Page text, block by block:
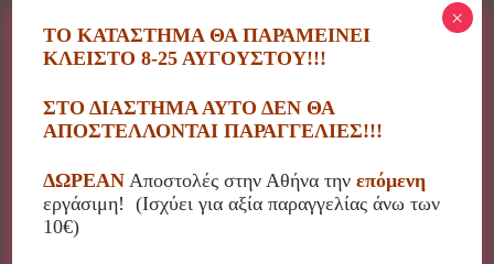
25.00€
10%
ΤΟ ΚΑΤΑΣΤΗΜΑ ΘΑ ΠΑΡΑΜΕΙΝΕΙ
ΚΛΕΙΣΤΟ 8-25 ΑΥΓΟΥΣΤΟΥ!!!
ΣΤΟ ΔΙΑΣΤΗΜΑ ΑΥΤΟ ΔΕΝ ΘΑ
ΑΠΟΣΤΕΛΛΟΝΤΑΙ ΠΑΡΑΓΓΕΛΙΕΣ!!!
ΔΩΡΕΑΝ Αποστολές στην Αθήνα τηνεπόμενη
εργάσιμη! (Ισχύει για αξία παραγγελίας άνω των
10€)
×